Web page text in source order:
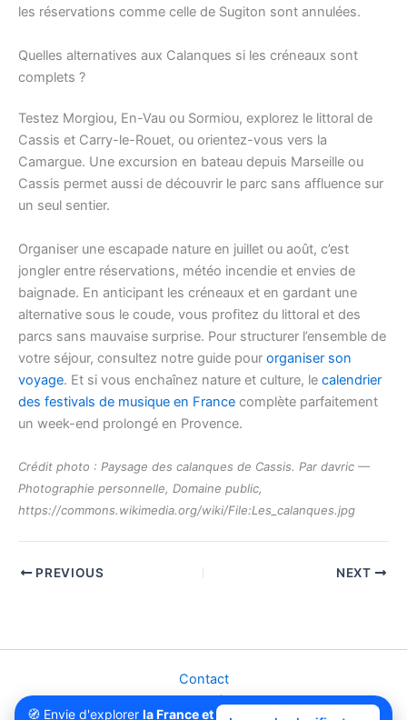
les réservations comme celle de Sugiton sont annulées.
Quelles alternatives aux Calanques si les créneaux sont
complets ?
Testez Morgiou, En-Vau ou Sormiou, explorez le littoral de
Cassis et Carry-le-Rouet, ou orientez-vous vers la
Camargue. Une excursion en bateau depuis Marseille ou
Cassis permet aussi de découvrir le parc sans affluence sur
un seul sentier.
Organiser une escapade nature en juillet ou août, c’est
jongler entre réservations, météo incendie et envies de
baignade. En anticipant les créneaux et en gardant une
alternative sous le coude, vous profitez du littoral et des
parcs sans mauvaise surprise. Pour structurer l’ensemble de
votre séjour, consultez notre guide pour organiser son
voyage. Et si vous enchaînez nature et culture, le calendrier
des festivals de musique en France complète parfaitement
un week-end prolongé en Provence.
Crédit photo : Paysage des calanques de Cassis. Par davric —
Photographie personnelle, Domaine public,
https://commons.wikimedia.org/wiki/File:Les_calanques.jpg
PREVIOUS NEXT
Contact
Mentions légales
🧭 Envie d'explorer la France et